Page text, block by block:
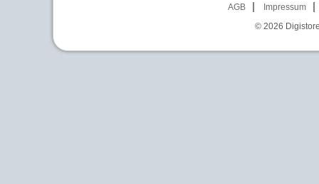
AGB
Impressum
© 2026